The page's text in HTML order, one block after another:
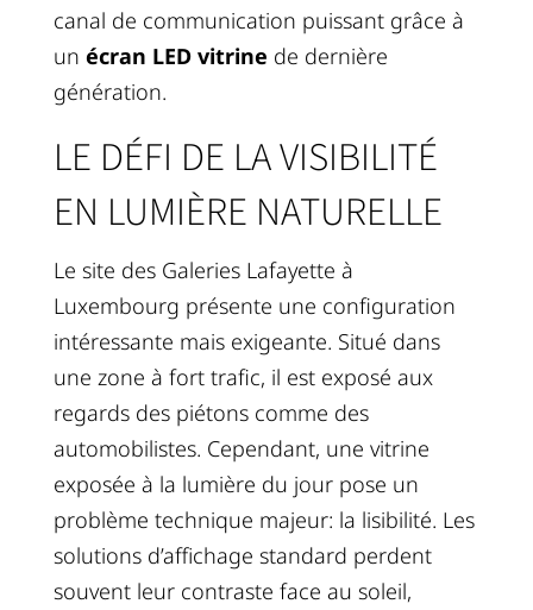
canal de communication puissant grâce à
un écran LED vitrine de dernière
génération.
LE DÉFI DE LA VISIBILITÉ
EN LUMIÈRE NATURELLE
Le site des Galeries Lafayette à
Luxembourg présente une configuration
intéressante mais exigeante. Situé dans
une zone à fort trafic, il est exposé aux
regards des piétons comme des
automobilistes. Cependant, une vitrine
exposée à la lumière du jour pose un
problème technique majeur: la lisibilité. Les
solutions d’affichage standard perdent
souvent leur contraste face au soleil,